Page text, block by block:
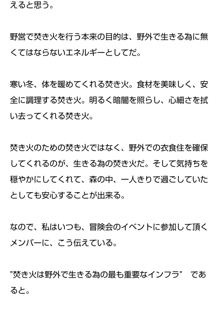
えると思う。
野営で焚き火を行う本来の目的は、野外で生きる為に無
くてはならないエネルギーとしてだ。
寒い冬、体を暖めてくれる焚き火。食材を美味しく、安
全に調理する焚き火。明るく暗闇を照らし、心細さを拭
い去ってくれる焚き火。
焚き火のための焚き火ではなく、野外での衣食住を確保
してくれるのが、生きる為の焚き火だ。そして気持ちを
穏やかにしてくれて、森の中、一人きりで過ごしていた
としても安心することが出来る。
なので、私はいつも、冒険会のイベントに参加して頂く
メンバーに、こう伝えている。
”焚き火は野外で生きる為の最も重要なインフラ” であ
ると。